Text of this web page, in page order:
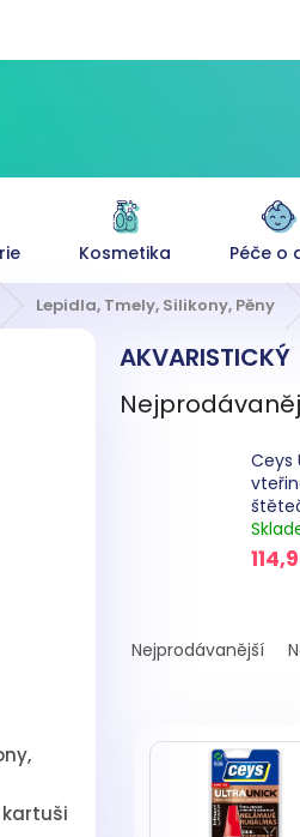
Kosmetika Péče o
Lepidla, Tmely, Silikony, Pěny
AKVARISTICKÝ
Ceys
aNejprodávanější